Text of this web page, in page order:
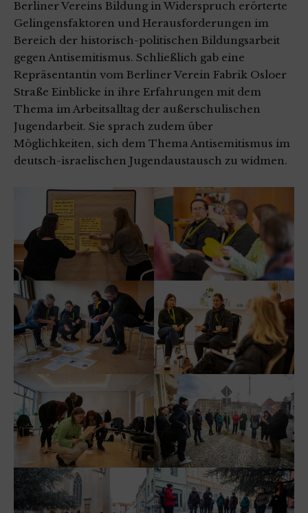
Berliner Vereins Bildung in Widerspruch erörterte
Gelingensfaktoren und Herausforderungen im
Bereich der historisch-politischen Bildungsarbeit
gegen Antisemitismus. Schließlich gab eine
Repräsentantin vom Berliner Verein Fabrik Osloer
Straße Einblicke in ihre Erfahrungen mit dem
Thema im Arbeitsalltag der außerschulischen
Jugendarbeit. Sie sprach zudem über
Möglichkeiten, sich dem Thema Antisemitismus im
deutsch-israelischen Jugendaustausch zu widmen.